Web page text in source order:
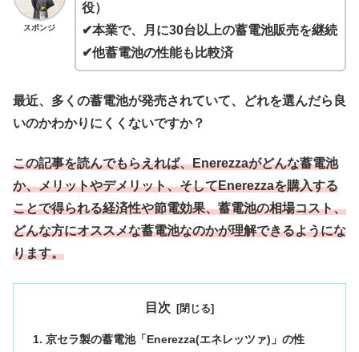
スポンジ
役）
✔本業で、月に30台以上の蓄電池販売を継続
✔他蓄電池の性能も比較済
最近、多くの蓄電池が発売されていて、どれを選んだら良
いのかわかりにくくないですか？
この記事を読んでもらえれば、Enerezzaがどんな蓄電池
か、メリットやデメリット、そしてEnerezzaを購入する
ことで得られる経済性や節電効果、蓄電池の相場コスト、
どんな方にオススメな蓄電池なのかが理解できるようにな
ります。
目次
京セラ製の蓄電池「Enerezza(エネレッツァ)」の性